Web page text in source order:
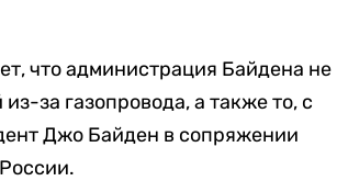
что администрация Байдена не
за газопровода, а также то, с
Джо Байден в сопряжении